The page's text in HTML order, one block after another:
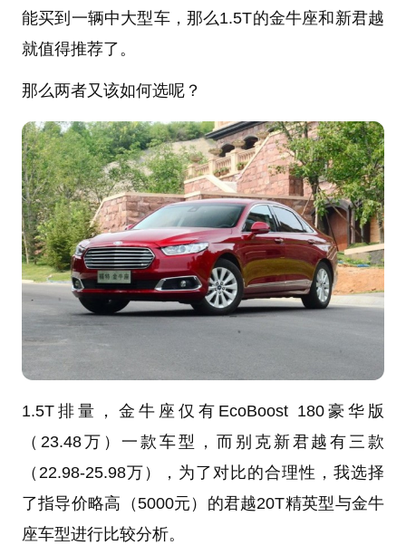
能买到一辆中大型车，那么1.5T的金牛座和新君越
就值得推荐了。
那么两者又该如何选呢？
1.5T排量，金牛座仅有EcoBoost 180豪华版
（23.48万）一款车型，而别克新君越有三款
（22.98-25.98万），为了对比的合理性，我选择
了指导价略高（5000元）的君越20T精英型与金牛
座车型进行比较分析。